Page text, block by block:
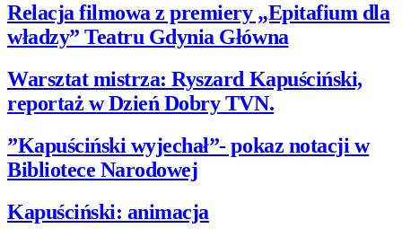
Relacja filmowa z premiery „Epitafium dla
władzy” Teatru Gdynia Główna
Warsztat mistrza: Ryszard Kapuściński,
reportaż w Dzień Dobry TVN.
”Kapuściński wyjechał”- pokaz notacji w
Bibliotece Narodowej
Kapuściński: animacja